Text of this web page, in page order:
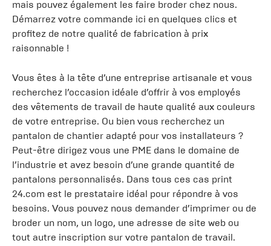
mais pouvez également les faire broder chez nous.
Démarrez votre commande ici en quelques clics et
profitez de notre qualité de fabrication à prix
raisonnable !
Vous êtes à la tête d’une entreprise artisanale et vous
recherchez l’occasion idéale d’offrir à vos employés
des vêtements de travail de haute qualité aux couleurs
de votre entreprise. Ou bien vous recherchez un
pantalon de chantier adapté pour vos installateurs ?
Peut-être dirigez vous une PME dans le domaine de
l’industrie et avez besoin d’une grande quantité de
pantalons personnalisés. Dans tous ces cas print
24.com est le prestataire idéal pour répondre à vos
besoins. Vous pouvez nous demander d’imprimer ou de
broder un nom, un logo, une adresse de site web ou
tout autre inscription sur votre pantalon de travail.